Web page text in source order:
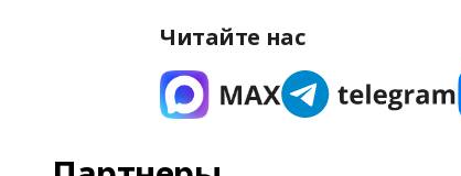
Читайте нас